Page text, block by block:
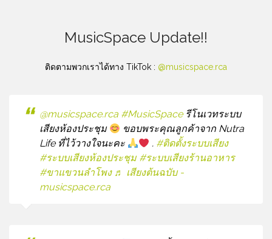
MusicSpace Update!!
ติดตามพวกเราได้ทาง TikTok : @musicspace.rca
@musicspace.rca #MusicSpaceรีโนเวทระบบ
เสียงห้องประชุม
ขอบพระคุณลูกค้าจาก Nutra
Life ที่ไว้วางใจนะคะ
. #ติดตั้งระบบเสียง
#ระบบเสียงห้องประชุม #ระบบเสียงร้านอาหาร
#ขาแขวนลําโพง ♬ เสียงต้นฉบับ -
musicspace.rca